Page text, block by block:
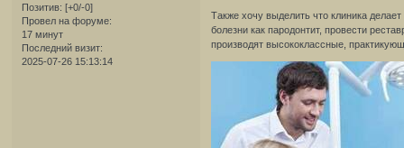
Позитив: [+0/-0]
Провел на форуме:
17 минут
Последний визит:
2025-07-26 15:13:14
Также хочу выделить что клиника
болезни как пародонтит, провести
производят высококлассные,